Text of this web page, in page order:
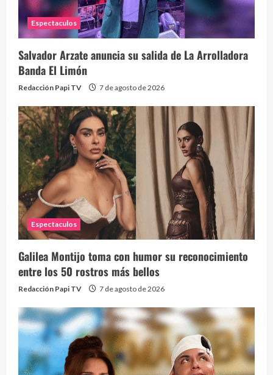
Espectaculos
Salvador Arzate anuncia su salida de La Arrolladora
Banda El Limón
Redacción Papi TV 7 de agosto de 2026
Espectaculos
Galilea Montijo toma con humor su reconocimiento
entre los 50 rostros más bellos
Redacción Papi TV 7 de agosto de 2026